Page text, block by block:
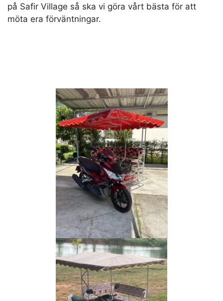
på Safir Village så ska vi göra vårt bästa för att
möta era förväntningar.